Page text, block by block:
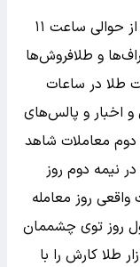
خریدوفروش طلا مثل بازار ارز از حوالی ساعت ۱۱
و طلافروش‌ها
طلا در ساعات
و اخبار و پالس‌های
دوم معاملات شاهد
نیمه دوم روز
روز معامله
روز توی چشممان
طلا کارش را با